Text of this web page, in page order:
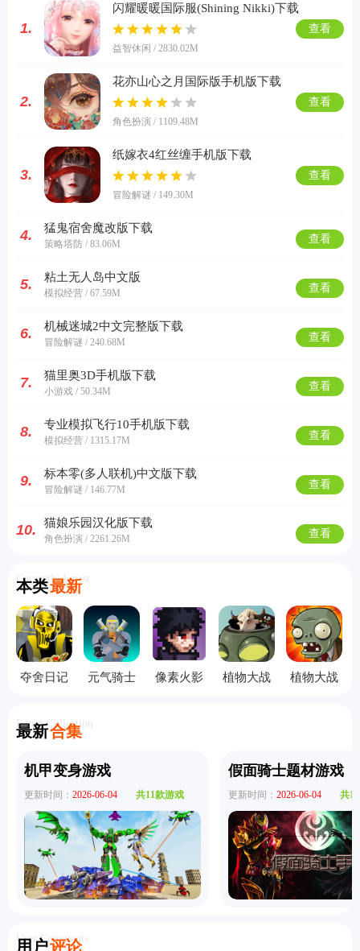
1.
闪耀暖暖国际服(Shining Nikki)下载
益智休闲 / 2830.02M
查看
2.
花亦山心之月国际版手机版下载
角色扮演 / 1109.48M
查看
3.
纸嫁衣4红丝缠手机版下载
冒险解谜 / 149.30M
查看
4. 猛鬼宿舍魔改版下载
策略塔防 / 83.06M 查看
5. 粘土无人岛中文版
模拟经营 / 67.59M 查看
6. 机械迷城2中文完整版下载
冒险解谜 / 240.68M 查看
7. 猫里奥3D手机版下载
小游戏 / 50.34M 查看
8. 专业模拟飞行10手机版下载
模拟经营 / 1315.17M 查看
9. 标本零(多人联机)中文版下载
冒险解谜 / 146.77M 查看
10. 猫娘乐园汉化版下载
角色扮演 / 2261.26M 查看
本类最新
Currently Latest
夺舍日记
元气骑士
像素火影
植物大战
植物大战
最新合集
Latest Collection
机甲变身游戏
更新时间： 2026-06-04 共11款游戏
假面骑士题材游戏
更新时间： 2026-06-04 共
用户评论
User Comments